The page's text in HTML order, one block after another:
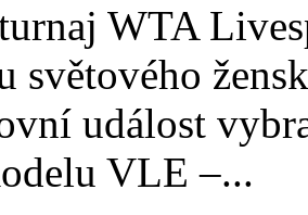
WTA
světového
událost
VLE –...